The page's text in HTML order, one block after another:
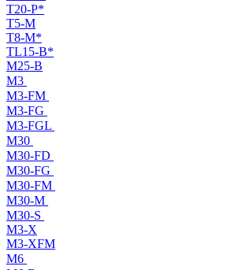
T20-P*
T5-M
T8-M*
TL15-B*
M25-B
M3
M3-FM
M3-FG
M3-FGL
M30
M30-FD
M30-FG
M30-FM
M30-M
M30-S
M3-X
M3-XFM
M6